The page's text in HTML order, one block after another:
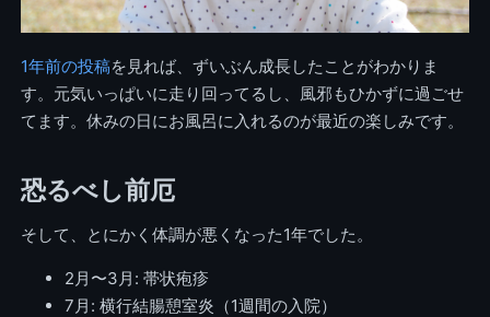
1年前の投稿を見れば、ずいぶん成長したことがわかりま
す。元気いっぱいに走り回ってるし、風邪もひかずに過ごせ
てます。休みの日にお風呂に入れるのが最近の楽しみです。
恐るべし前厄
そして、とにかく体調が悪くなった1年でした。
2月〜3月: 帯状疱疹
7月: 横行結腸憩室炎（1週間の入院）